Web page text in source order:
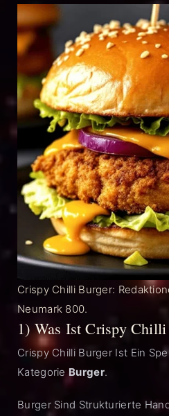
Crispy Chilli Burger:
Neumark 800.
1) Was Ist Crispy
Crispy Chilli Burger Ist Ein
KategorieBurger.
Burger Sind Strukturierte